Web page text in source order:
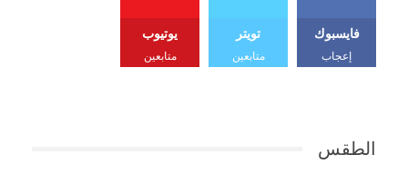
فايسبوك
إعجاب
تويتر
متابعين
يوتيوب
متابعين
الطقس